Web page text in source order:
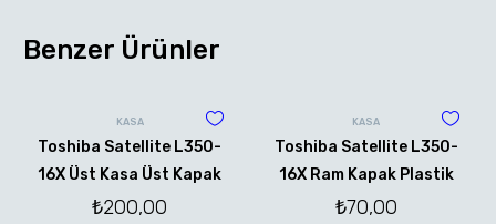
Benzer Ürünler
KASA
Toshiba Satellite L350-
16X Üst Kasa Üst Kapak
₺200,00
KASA
Toshiba Satellite L350-
16X Ram Kapak Plastik
₺70,00